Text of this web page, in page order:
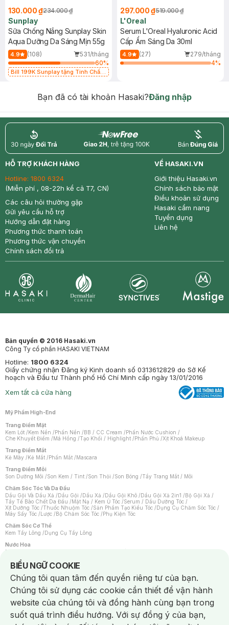
130.000 ₫234.000 ₫
Sunplay
Sữa Chống Nắng Sunplay Skin
Aqua Dưỡng Da Sáng Mịn 55g
4.9 (108)
531/tháng
60%
Bill 199K Sunplay tặng Tinh Chất
297.000 ₫519.000 ₫
L'Oreal
Serum L'Oreal Hyaluronic Acid
Cấp Ẩm Sáng Da 30ml
4.9 (27)
279/tháng
4%
Bạn đã có tài khoản Hasaki?Đăng nhập
return nowfree price
HỖ TRỢ KHÁCH HÀNG
Hotline: 1800 6324
(Miễn phí , 08-22h kể cả T7, CN)
Các câu hỏi thường gặp
Gửi yêu cầu hỗ trợ
Hướng dẫn đặt hàng
Phương thức thanh toán
Phương thức vận chuyển
Chính sách đổi trả
VỀ HASAKI.VN
Giới thiệu Hasaki.vn
Chính sách bảo mật
Điều khoản sử dụng
Hasaki cẩm nang
Tuyển dụng
Liên hệ
Bản quyền © 2016 Hasaki.vn
Công Ty cổ phần HASAKI VIETNAM
Hotline: 1800 6324
Giấy chứng nhận Đăng ký Kinh doanh số 0313612829 do Sở Kế
hoạch và Đầu tư Thành phố Hồ Chí Minh cấp ngày 13/01/2016
Xem tất cả cửa hàng
Mỹ Phẩm High-End
Trang Điểm Mặt
Kem Lót /Kem Nền /Phấn Nền /BB / CC Cream /Phấn Nước Cushion /
Che Khuyết Điểm /Má Hồng /Tạo Khối / Highlight /Phấn Phủ /Xịt Khoá Makeup
Trang Điểm Mắt
Kẻ Mày /Kẻ Mắt /Phấn Mắt /Mascara
Trang Điểm Môi
Son Dưỡng Môi /Son Kem / Tint /Son Thỏi /Son Bóng /Tẩy Trang Mắt / Môi
Chăm Sóc Tóc Và Da Đầu
Dầu Gội Và Dầu Xả /Dầu Gội /Dầu Xả /Dầu Gội Khô /Dầu Gội Xả 2in1 /Bộ Gội Xả /
Tẩy Tế Bào Chết Da Đầu /Mặt Nạ / Kem Ủ Tóc /Serum / Dầu Dưỡng Tóc /
Xịt Dưỡng Tóc /Thuốc Nhuộm Tóc /Sản Phẩm Tạo Kiểu Tóc /Dụng Cụ Chăm Sóc Tóc /
Máy Sấy Tóc /Lược /Bộ Chăm Sóc Tóc /Phụ Kiện Tóc
Chăm Sóc Cơ Thể
Kem Tẩy Lông /Dụng Cụ Tẩy Lông
Nước Hoa
Nước Hoa Nữ
Chăm Sóc Cá Nhân
Chống Muỗi /Khẩu Trang /Máy Massage/Mặt Nạ Xông Hơi /Nước Rửa Tay/
Sản Phẩm Chăm Sóc Khác /Bàn Chải Đánh Răng /Bàn Chải Điện/
Hỗ Trợ Trắng Răng/Kem Đánh Răng /Máy Tăm Nước/ Nước Súc Miệng/
Tăm / Chỉ Nha Khoa/ Xịt Thơm Miệng / Dung Dịch Vệ Sinh/Dưỡng Vùng Kín/
Khăn Ướt Vệ Sinh Vùng Kín/Băng Vệ Sinh/Tampon/Bọt Cạo Râu /Dao Cạo Râu/
Máy Cạo Râu
Vấn Đề Về Da
BIỂU NGỮ COOKIE
Notice about cookies usage
Chúng tôi quan tâm đến quyền riêng tư của bạn.
Chúng tôi sử dụng các cookie cần thiết để vận hành
website của chúng tôi và đồng hành cùng bạn trong
suốt quá trình điều hướng. Với sự đồng ý của bạn,